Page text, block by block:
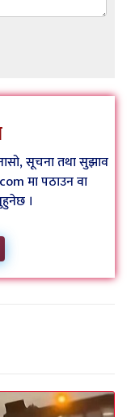
सूचना तथा सुझाव
मा पठाउन वा
।